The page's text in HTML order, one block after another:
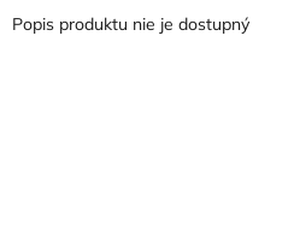
Popis produktu nie je dostupný